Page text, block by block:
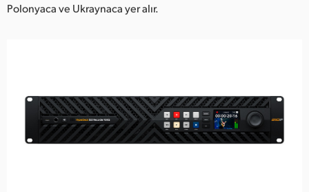
Polonyaca ve Ukraynaca yer alır.